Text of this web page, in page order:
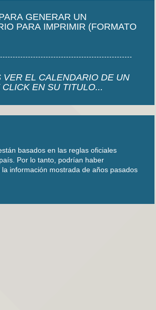
GENERAR UN
PARA IMPRIMIR (FORMATO
VER EL CALENDARIO DE UN
EN SU TITULO...
basados en las reglas oficiales
Por lo tanto, podrían haber
información mostrada de años pasados